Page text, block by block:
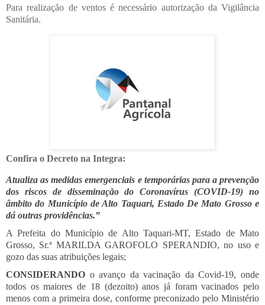
Para realização de ventos é necessário autorização da Vigilância
Sanitária.
Confira o Decreto na Integra:
Atualiza as medidas emergenciais e temporárias para a prevenção
dos riscos de disseminação do Coronavírus (COVID-19) no
âmbito do Município de Alto Taquari, Estado De Mato Grosso e
dá outras providências.”
A Prefeita do Município de Alto Taquari-MT, Estado de Mato
Grosso, Sr.ª MARILDA GAROFOLO SPERANDIO, no uso e
gozo das suas atribuições legais;
CONSIDERANDO o avanço da vacinação da Covid-19, onde
todos os maiores de 18 (dezoito) anos já foram vacinados pelo
menos com a primeira dose, conforme preconizado pelo Ministério